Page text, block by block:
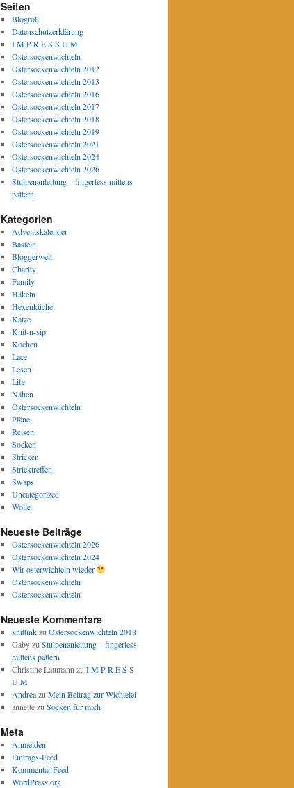
Seiten
Blogroll
Datenschutzerklärung
I M P R E S S U M
Ostersockenwichteln
Ostersockenwichteln 2012
Ostersockenwichteln 2013
Ostersockenwichteln 2016
Ostersockenwichteln 2017
Ostersockenwichteln 2018
Ostersockenwichteln 2019
Ostersockenwichteln 2021
Ostersockenwichteln 2024
Ostersockenwichteln 2026
Stulpenanleitung – fingerless mittens
pattern
Kategorien
Adventskalender
Basteln
Bloggerwelt
Charity
Family
Häkeln
Hexenküche
Katze
Knit-n-sip
Kochen
Lace
Lesen
Life
Nähen
Ostersockenwichteln
Pläne
Reisen
Socken
Stricken
Stricktreffen
Swaps
Uncategorized
Wolle
Neueste Beiträge
Ostersockenwichteln 2026
Ostersockenwichteln 2024
Wir osterwichteln wieder
Ostersockenwichteln
Ostersockenwichteln
Neueste Kommentare
knittinkzu Ostersockenwichteln 2018
Gabyzu Stulpenanleitung – fingerless
mittens pattern
Christine Laumann zu I M P R E S S
U M
Andreazu Mein Beitrag zur Wichtelei
annettezu Socken für mich
Meta
Anmelden
Eintrags-Feed
Kommentar-Feed
WordPress.org